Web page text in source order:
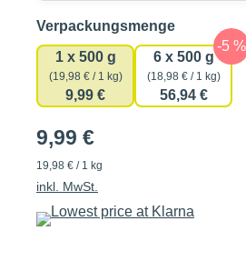
Verpackungsmengeauswählen
1 x 500 g
(19,98 € / 1 kg)
9,99 €
6 x 500 g
(18,98 € / 1 kg)
56,94 €
9,99 €
19,98 € / 1 kg
inkl. MwSt.